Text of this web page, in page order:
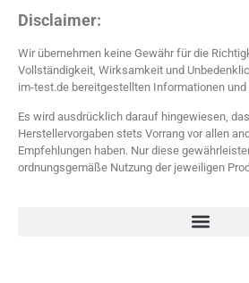
Disclaimer:
Wir übernehmen keine Gewähr für die
Vollständigkeit, Wirksamkeit und
im-test.de bereitgestellten Informationen und
Es wird ausdrücklich darauf hingewiesen,
Herstellervorgaben stets Vorrang vor allen
Empfehlungen haben. Nur diese
ordnungsgemäße Nutzung der jeweiligen